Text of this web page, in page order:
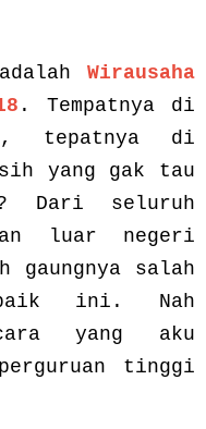
Wirausaha
. Tempatnya di
tepatnya di
yang gak tau
Dari seluruh
luar negeri
gaungnya salah
ini. Nah
yang aku
tinggi